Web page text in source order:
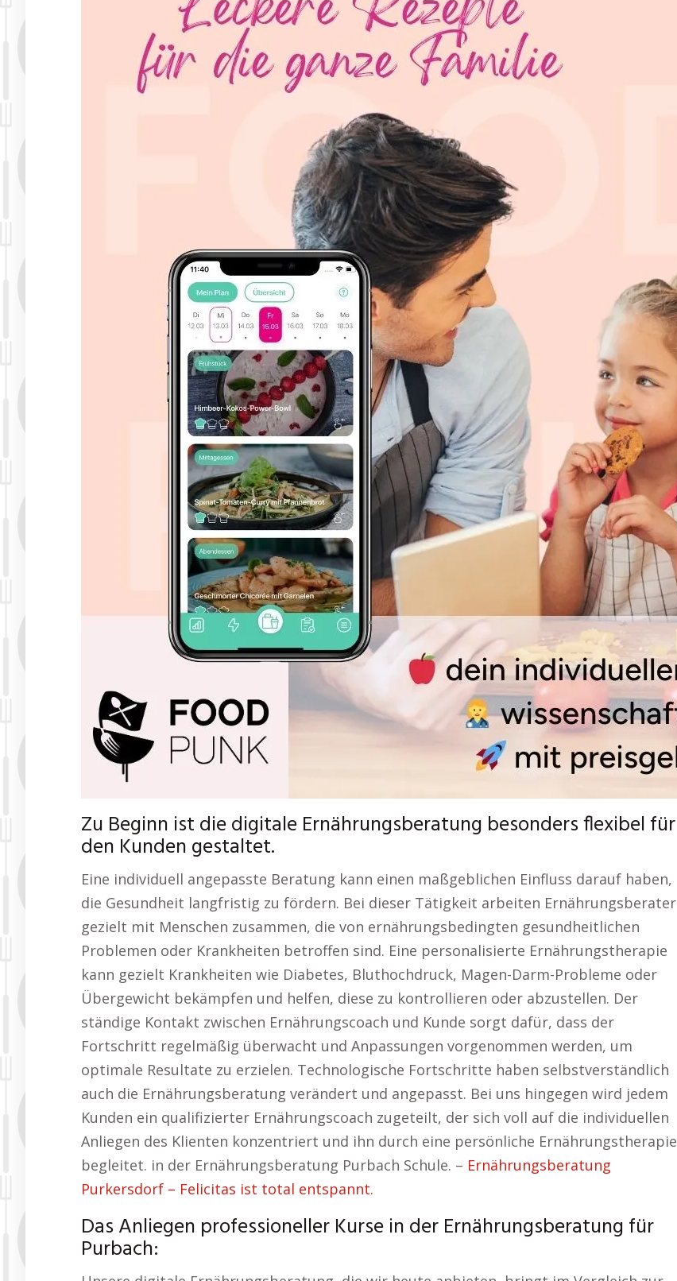
Zu Beginn ist die digitale Ernährungsberatung besonders flexibel für
den Kunden gestaltet.
Eine individuell angepasste Beratung kann einen maßgeblichen Einfluss darauf haben,
die Gesundheit langfristig zu fördern. Bei dieser Tätigkeit arbeiten Ernährungsberater
gezielt mit Menschen zusammen, die von ernährungsbedingten gesundheitlichen
Problemen oder Krankheiten betroffen sind. Eine personalisierte Ernährungstherapie
kann gezielt Krankheiten wie Diabetes, Bluthochdruck, Magen-Darm-Probleme oder
Übergewicht bekämpfen und helfen, diese zu kontrollieren oder abzustellen. Der
ständige Kontakt zwischen Ernährungscoach und Kunde sorgt dafür, dass der
Fortschritt regelmäßig überwacht und Anpassungen vorgenommen werden, um
optimale Resultate zu erzielen. Technologische Fortschritte haben selbstverständlich
auch die Ernährungsberatung verändert und angepasst. Bei uns hingegen wird jedem
Kunden ein qualifizierter Ernährungscoach zugeteilt, der sich voll auf die individuellen
Anliegen des Klienten konzentriert und ihn durch eine persönliche Ernährungstherapie
begleitet. in der Ernährungsberatung Purbach Schule. – Ernährungsberatung
Purkersdorf – Felicitas ist total entspannt.
Das Anliegen professioneller Kurse in der Ernährungsberatung für
Purbach: